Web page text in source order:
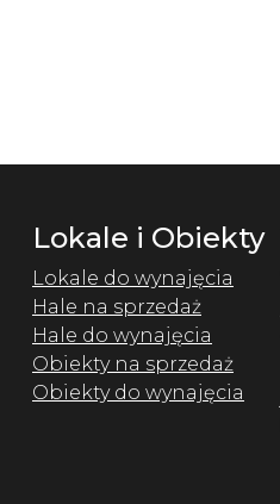
Lokale i Obiekty
Lokale do wynajęcia
Hale na sprzedaż
Hale do wynajęcia
Obiekty na sprzedaż
Obiekty do wynajęcia